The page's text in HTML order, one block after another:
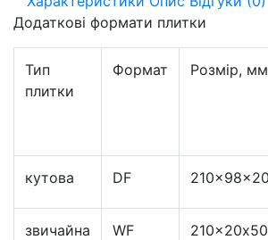
Додаткові формати плитки
Тип
плитки
Формат Розмір, мм
кутова DF
звичайна WF 210x20х50